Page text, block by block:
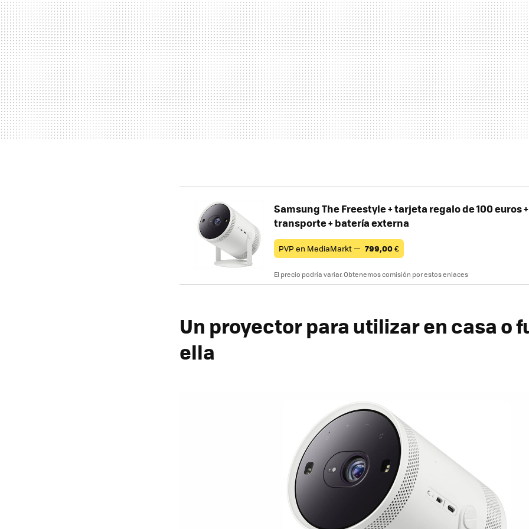
Samsung The Freestyle + tarjeta regalo de 100 euros
transporte + batería externa
PVP en MediaMarkt — 799,00€
El precio podría variar. Obtenemos comisión por estos enlaces
Un proyector para utilizar en casa o
ella